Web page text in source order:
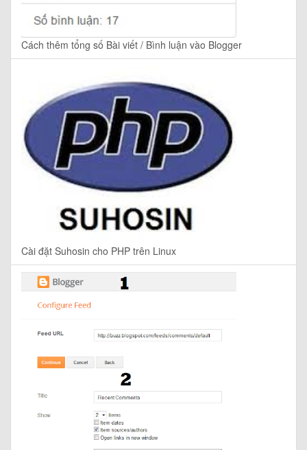
Cách thêm tổng số Bài viết / Bình luận vào Blogger
Cài đặt Suhosin cho PHP trên Linux